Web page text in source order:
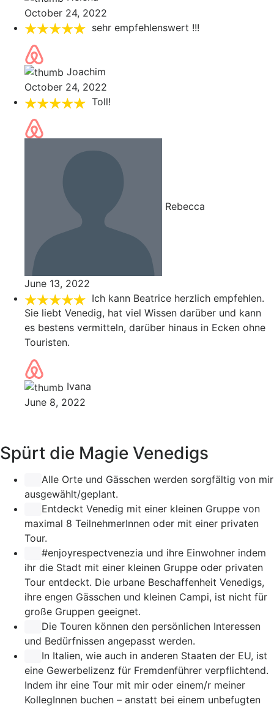
October 24, 2022
sehr empfehlenswert !!!
Joachim
October 24, 2022
Toll!
Rebecca
June 13, 2022
Ich kann Beatrice herzlich empfehlen.
Sie liebt Venedig, hat viel Wissen darüber und kann
es bestens vermitteln, darüber hinaus in Ecken ohne
Touristen.
Ivana
June 8, 2022
Spürt die Magie Venedigs
Alle Orte und Gässchen werden sorgfältig von mir
ausgewählt/geplant.
Entdeckt Venedig mit einer kleinen Gruppe von
maximal 8 TeilnehmerInnen oder mit einer privaten
Tour.
#enjoyrespectvenezia und ihre Einwohner indem
ihr die Stadt mit einer kleinen Gruppe oder privaten
Tour entdeckt. Die urbane Beschaffenheit Venedigs,
ihre engen Gässchen und kleinen Campi, ist nicht für
große Gruppen geeignet.
Die Touren können den persönlichen Interessen
und Bedürfnissen angepasst werden.
In Italien, wie auch in anderen Staaten der EU, ist
eine Gewerbelizenz für Fremdenführer verpflichtend.
Indem ihr eine Tour mit mir oder einem/r meiner
KollegInnen buchen – anstatt bei einem unbefugten